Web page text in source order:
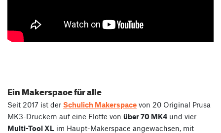
Ein Makerspace für alle
Seit 2017 ist der Schulich Makerspace von 20 Original Prusa
MK3-Druckern auf eine Flotte von über 70 MK4 und vier
Multi-Tool XL im Haupt-Makerspace angewachsen, mit